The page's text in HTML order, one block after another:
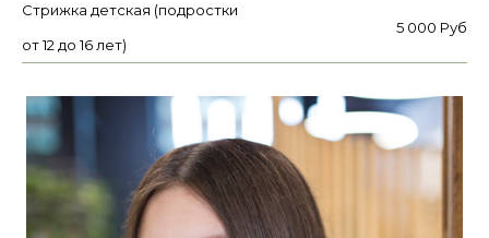
Стрижка детская (подростки
от 12 до 16 лет)
5 000 Руб